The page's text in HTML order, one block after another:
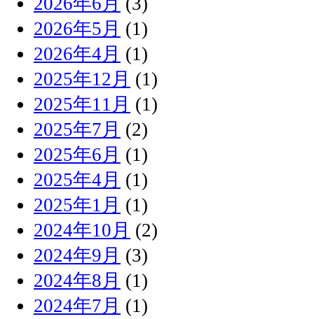
2026年5月 (1)
2026年4月 (1)
2025年12月 (1)
2025年11月 (1)
2025年7月 (2)
2025年6月 (1)
2025年4月 (1)
2025年1月 (1)
2024年10月 (2)
2024年9月 (3)
2024年8月 (1)
2024年7月 (1)